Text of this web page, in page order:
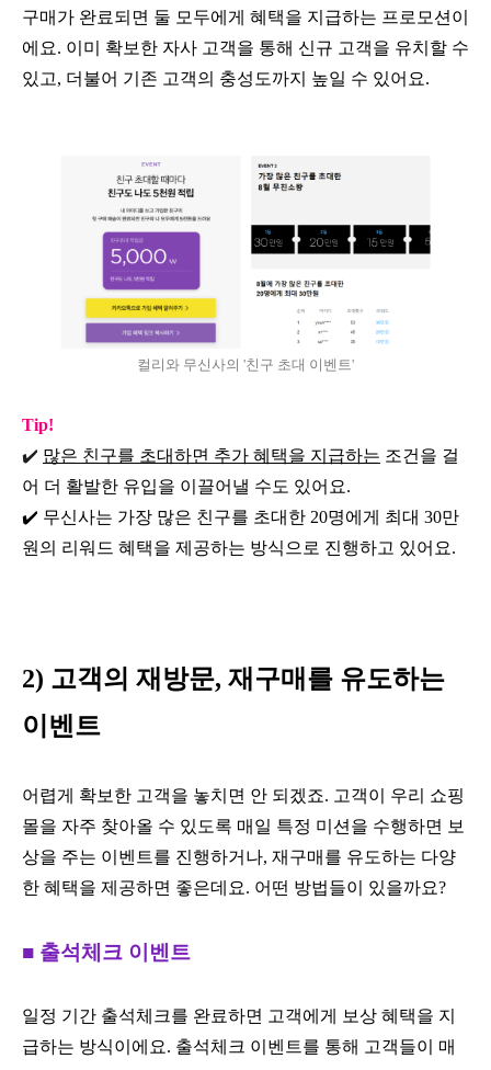
구매가 완료되면 둘 모두에게 혜택을 지급하는 프로모션이
에요. 이미 확보한 자사 고객을 통해 신규 고객을 유치할 수
있고, 더불어 기존 고객의 충성도까지 높일 수 있어요.
컬리와 무신사의 '친구 초대 이벤트'
Tip!
✔️ 많은 친구를 초대하면 추가 혜택을 지급하는 조건을 걸
어 더 활발한 유입을 이끌어낼 수도 있어요.
✔️ 무신사는 가장 많은 친구를 초대한 20명에게 최대 30만
원의 리워드 혜택을 제공하는 방식으로 진행하고 있어요.
2) 고객의 재방문, 재구매를 유도하는
이벤트
어렵게 확보한 고객을 놓치면 안 되겠죠. 고객이 우리 쇼핑
몰을 자주 찾아올 수 있도록 매일 특정 미션을 수행하면 보
상을 주는 이벤트를 진행하거나, 재구매를 유도하는 다양
한 혜택을 제공하면 좋은데요. 어떤 방법들이 있을까요?
■ 출석체크 이벤트
일정 기간 출석체크를 완료하면 고객에게 보상 혜택을 지
급하는 방식이에요. 출석체크 이벤트를 통해 고객들이 매